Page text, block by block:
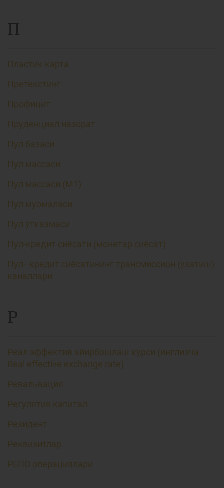
П
Пластик карта
Претекстинг
Профицит
Пруденциал назорат
Пул базаси
Пул массаси
Пул массаси (М1)
Пул муомаласи
Пул ўтказмаси
Пул-кредит сиёсати (монетар сиёсат)
Пул–кредит сиёсатининг трансмиссион (узатиш)
каналлари
Р
Реал эффектив айирбошлаш курси (инглизча
Real effective exchange rate)
Ревальвация
Регулятив капитал
Резидент
Реквизитлар
РЕПО операциялари